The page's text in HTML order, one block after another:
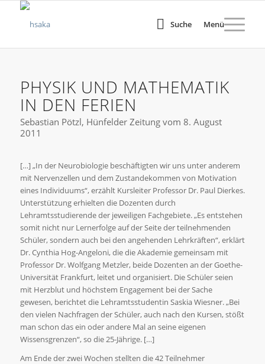
Suche Menü
PHYSIK UND MATHEMATIK
IN DEN FERIEN
Sebastian Pötzl, Hünfelder Zeitung vom 8. August
2011
[…] „In der Neurobiologie beschäftigten wir uns unter anderem
mit Nervenzellen und dem Zustandekommen von Motivation
eines Individuums“, erzählt Kursleiter Professor Dr. Paul Dierkes.
Unterstützung erhielten die Dozenten durch
Lehramtsstudierende der jeweiligen Fachgebiete. „Es entstehen
somit nicht nur Lernerfolge auf der Seite der teilnehmenden
Schüler, sondern auch bei den angehenden Lehrkräften“, erklärt
Dr. Cynthia Hog-Angeloni, die die Akademie gemeinsam mit
Professor Dr. Wolfgang Metzler, beide Dozenten an der Goethe-
Universität Frankfurt, leitet und organisiert. Die Schüler seien
mit Herzblut und höchstem Engagement bei der Sache
gewesen, berichtet die Lehramtsstudentin Saskia Wiesner. „Bei
den vielen Nachfragen der Schüler, auch nach den Kursen, stößt
man schon das ein oder andere Mal an seine eigenen
Wissensgrenzen“, so die 25-Jährige. […]
Am Ende der zwei Wochen stellten die 42 Teilnehmer